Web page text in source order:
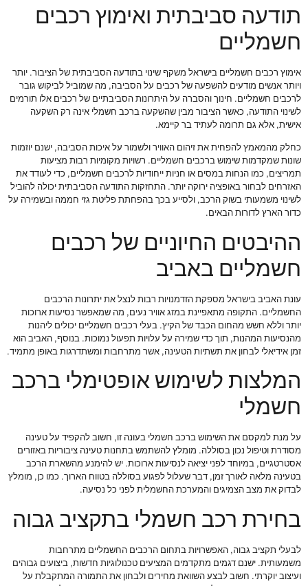
תודעה סביבתית ואימוץ רכבים
חשמליים
אימוץ רכבים חשמליים בישראל משקף שינוי בתודעה הסביבתית של הציבור. יותר
ויותר אנשים מודעים להשפעה של רכבים על הסביבה, מה שמוביל לביקוש גובר
לרכבים חשמליים. חינוך והסברה על היתרונות הסביבתיים של רכבים אלו תורמים
לשינוי התודעה, כאשר הציבור מבין שהשקעה ברכב חשמלי אינה רק השקעה
אישית, אלא גם תרומה לעתיד בר קיימא.
כחלק מהמאמץ להפחית את זיהום האוויר ולשמור על איכות הסביבה, ישנם יוזמות
שונות שמקדמות שימוש ברכבים חשמליים. רשויות מקומיות רבות מציעות
תמריצים, כמו הנחות במסים או חניות ייחודיות לרכבים חשמליים, כדי לעודד את
האזרחים לבחור באופציה ירוקה יותר. התחזקות התודעה הסביבתית יכולה להוביל
לשינוי משמעותי בשוק הרכב, ולסייע בכך בהפחתת פליטת גזי חממה ובשמירה על
כדור הארץ לדורות הבאים.
ההיבטים החיוניים של רכבים
חשמליים באביב
עונת האביב בישראל מספקת הזדמנויות רבות לנצל את יתרונות הרכבים
החשמליים. התקופה מתאפיינת במזג אוויר נעים, מה שמאפשר נסיעות ארוכות
יותר וללא חשש מהחום הכבד של הקיץ. בעלי רכבים חשמליים יכולים ליהנות
מהנסיעות המהנות, תוך כדי שמירה על עלויות תפעול נמוכות. בנוסף, האביב הוא
זמן אידיאלי לבחון את תשתיות הטעינה, אשר מתרחבות ומשתדרגות באופן מתמיד.
המלצות לשימוש אופטימלי ברכב
חשמלי
על מנת למקסם את השימוש ברכב חשמלי בעונה זו, חשוב להקפיד על טעינה
מסודרת וטיפול נכון בסוללה. מומלץ להשתמש בתחנות טעינה ציבוריות באזורים
אסטרטגיים, במיוחד לפני יציאה לנסיעות ארוכות. יש להימנע מהשארת הרכב
בטעינה מלאה לאורך זמן, דבר שעלול לפגוע בסוללה בטווח הארוך. כמו כן, מומלץ
לבדוק את מצב הצמיגים והמערכת החשמלית לפני כל נסיעה.
בחירת רכב חשמלי בתקציב גבוה
לבעלי תקציב גבוה, האפשרויות בתחום הרכבים החשמליים מתרחבות
משמעותית. ישנם דגמים מתקדמים המציעים טכנולוגיות חדשות, ביצועים גבוהים
ועיצוב יוקרתי. חשוב לבצע השוואת מחירים ולבחון את התמורה המתקבלת על